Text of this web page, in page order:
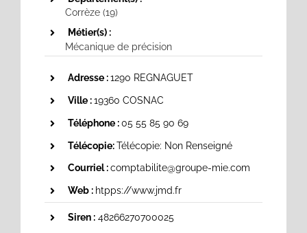
Corrèze (19)
Métier(s) :
Mécanique de précision
Adresse :1290 REGNAGUET
Ville :19360 COSNAC
Téléphone :05 55 85 90 69
Télécopie:Télécopie: Non Renseigné
Courriel :comptabilite@groupe-mie.com
Web : htpps://www.jmd.fr
Siren :48266270700025